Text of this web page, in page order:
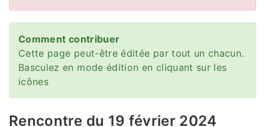
Comment contribuer
Cette page peut-être éditée par tout un chacun.
Basculez en mode édition en cliquant sur les
icônes
Rencontre du 19 février 2024